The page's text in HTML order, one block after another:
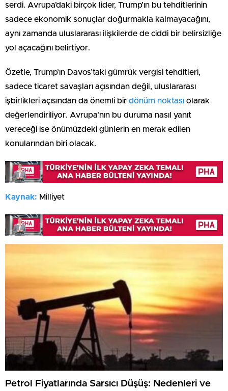
serdi. Avrupa’daki birçok lider, Trump’ın bu tehditlerinin
sadece ekonomik sonuçlar doğurmakla kalmayacağını,
aynı zamanda uluslararası ilişkilerde de ciddi bir belirsizliğe
yol açacağını belirtiyor.
Özetle, Trump’ın Davos’taki gümrük vergisi tehditleri,
sadece ticaret savaşları açısından değil, uluslararası
işbirlikleri açısından da önemli bir dönüm noktası olarak
değerlendiriliyor. Avrupa’nın bu duruma nasıl yanıt
vereceği ise önümüzdeki günlerin en merak edilen
konularından biri olacak.
Kaynak: Milliyet
Petrol Fiyatlarında Sarsıcı Düşüş: Nedenleri ve